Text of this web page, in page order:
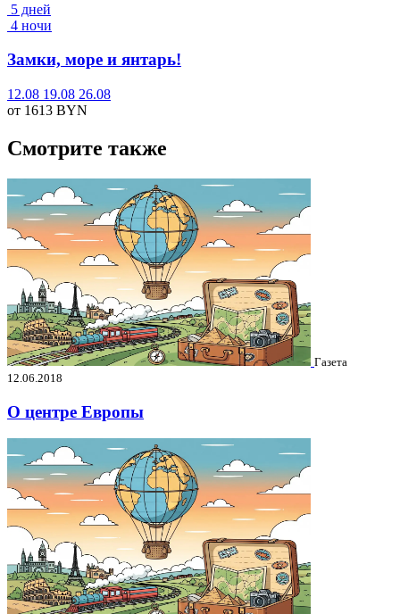
5 дней
4 ночи
Замки, море и янтарь!
12.08 19.08 26.08
от 1613 BYN
Смотрите также
Газета
12.06.2018
О центре Европы